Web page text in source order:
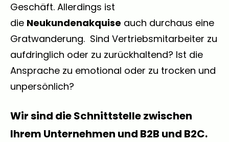
Geschäft. Allerdings ist
die Neukundenakquise auch durchaus eine
Gratwanderung. Sind Vertriebsmitarbeiter zu
aufdringlich oder zu zurückhaltend? Ist die
Ansprache zu emotional oder zu trocken und
unpersönlich?
Wir sind die Schnittstelle zwischen
Ihrem Unternehmen und B2B und B2C.